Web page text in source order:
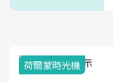
荷爾蒙時光機